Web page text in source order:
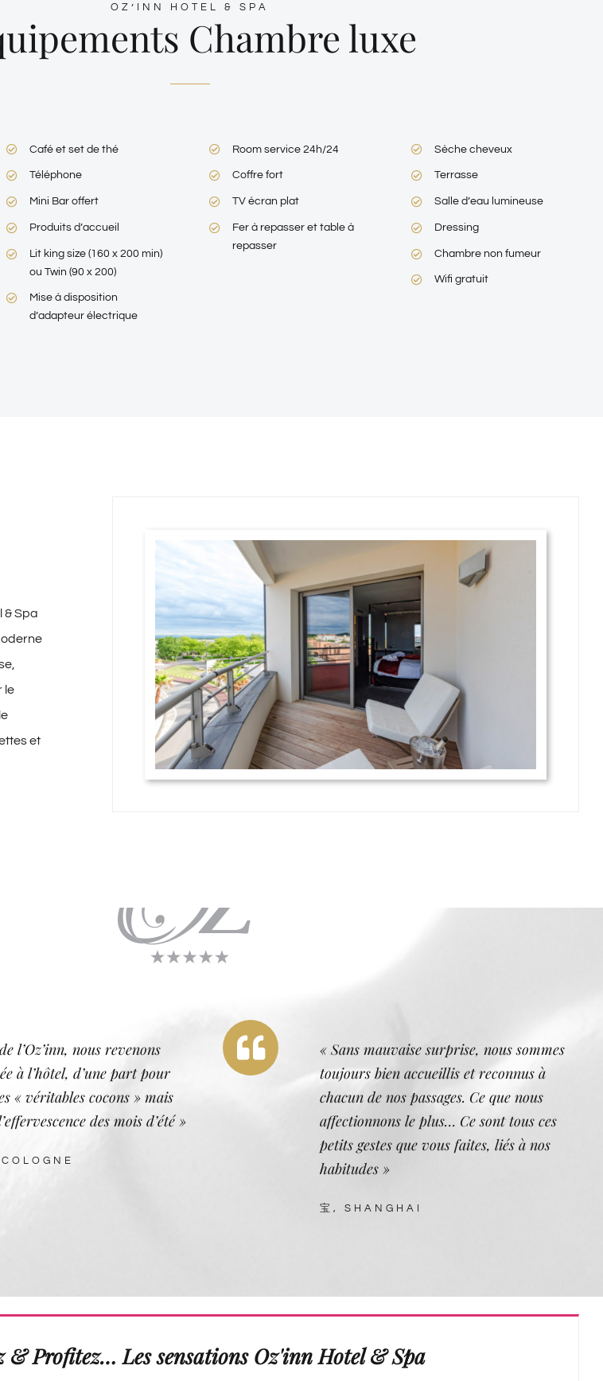
OZ’INN HOTEL & SPA
Chambre luxe
Café et set de thé
Téléphone
Mini Bar offert
Produits d’accueil
Lit king size (160 x 200 min)
ou Twin (90 x 200)
Mise à disposition
d’adapteur électrique
Room service 24h/24
Coffre fort
TV écran plat
Fer à repasser et table à
repasser
Sèche cheveux
Terrasse
Salle d’eau lumineuse
Dressing
Chambre non fumeur
Wifi gratuit
& Spa
le
et
l’Oz’inn, nous revenons
à l’hôtel, d’une part pour
« véritables cocons » mais
des mois d’été »
« Sans mauvaise surprise, nous sommes
toujours bien accueillis et reconnus à
chacun de nos passages. Ce que nous
affectionnons le plus… Ce sont tous ces
petits gestes que vous faites, liés à nos
habitudes »
宝, SHANGHAI
& Profitez… Les sensations Oz'inn Hotel & Spa